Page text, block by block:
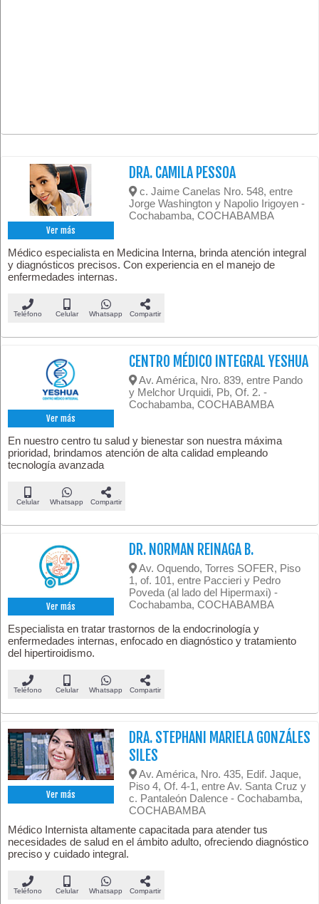
Ver más
DRA. CAMILA PESSOA
c. Jaime Canelas Nro. 548, entre
Jorge Washington y Napolio Irigoyen -
Cochabamba, COCHABAMBA
Médico especialista en Medicina Interna, brinda atención integral
y diagnósticos precisos. Con experiencia en el manejo de
enfermedades internas.
Teléfono Celular Whatsapp Compartir
Ver más
CENTRO MÉDICO INTEGRAL YESHUA
Av. América, Nro. 839, entre Pando
y Melchor Urquidi, Pb, Of. 2. -
Cochabamba, COCHABAMBA
En nuestro centro tu salud y bienestar son nuestra máxima
prioridad, brindamos atención de alta calidad empleando
tecnología avanzada
Celular Whatsapp Compartir
Ver más
DR. NORMAN REINAGA B.
Av. Oquendo, Torres SOFER, Piso
1, of. 101, entre Paccieri y Pedro
Poveda (al lado del Hipermaxi) -
Cochabamba, COCHABAMBA
Especialista en tratar trastornos de la endocrinología y
enfermedades internas, enfocado en diagnóstico y tratamiento
del hipertiroidismo.
Teléfono Celular Whatsapp Compartir
Ver más
DRA. STEPHANI MARIELA GONZÁLES
SILES
Av. América, Nro. 435, Edif. Jaque,
Piso 4, Of. 4-1, entre Av. Santa Cruz y
c. Pantaleón Dalence - Cochabamba,
COCHABAMBA
Médico Internista altamente capacitada para atender tus
necesidades de salud en el ámbito adulto, ofreciendo diagnóstico
preciso y cuidado integral.
Teléfono Celular Whatsapp Compartir